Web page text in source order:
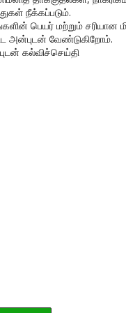
நீக்கப்படும்.
பெயர் மற்றும் சரியான
அன்புடன் வேண்டுகிறோம்.
கல்விச்செய்தி